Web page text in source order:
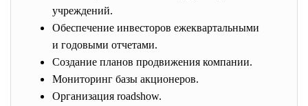
учреждений.
Обеспечение инвесторов ежеквартальными
и годовыми отчетами.
Создание планов продвижения компании.
Мониторинг базы акционеров.
Организация roadshow.